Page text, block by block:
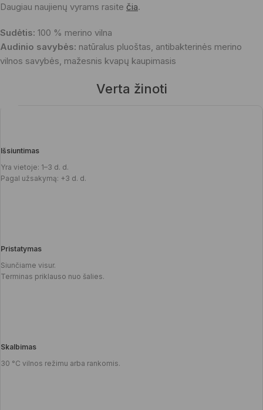
Daugiau naujienų vyrams rasite čia.
Sudėtis: 100 % merino vilna
Audinio savybės: natūralus pluoštas, antibakterinės merino
vilnos savybės, mažesnis kvapų kaupimasis
Verta žinoti
Išsiuntimas
Yra vietoje: 1–3 d. d.
Pagal užsakymą: +3 d. d.
Pristatymas
Siunčiame visur.
Terminas priklauso nuo šalies.
Skalbimas
30 °C vilnos režimu arba rankomis.